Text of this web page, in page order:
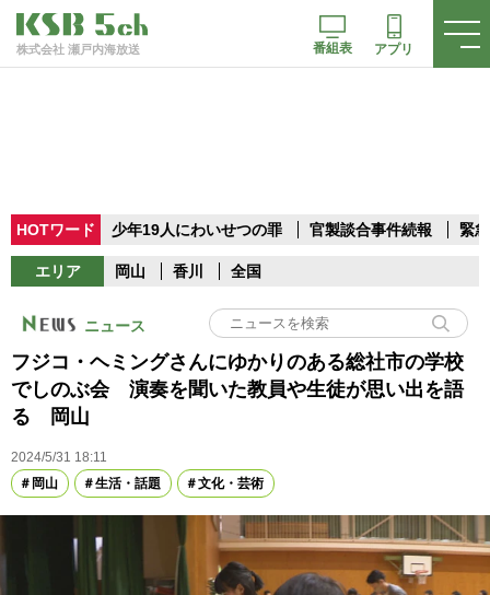
株式会社 瀬戸内海放送 番組表 アプリ
HOTワード 少年19人にわいせつの罪 官製談合事件続報 緊
エリア 岡山 香川 全国
ニュース
フジコ・ヘミングさんにゆかりのある総社市の学校
でしのぶ会 演奏を聞いた教員や生徒が思い出を語
る 岡山
2024/5/31 18:11
岡山
生活・話題 文化・芸術